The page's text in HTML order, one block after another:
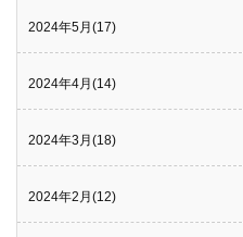
2024年5月(17)
2024年4月(14)
2024年3月(18)
2024年2月(12)